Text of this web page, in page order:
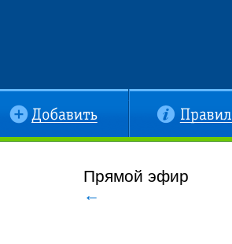
Правила
Прямой эфир
←